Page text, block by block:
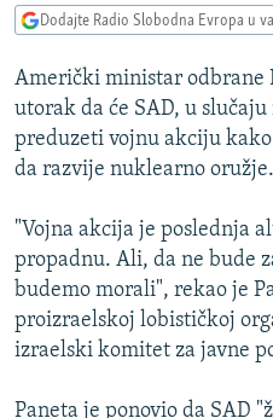
na
VIDEO
FOTOGALERIJE
INFOGRAFIKE
PODCASTI
RAT U UKRAJINI
KINA NA BALKANU
RSE PRIČE IZ SVIJETA
ISPRIČAJ MI
DNEVNO@RSE
SPECIJALI RSE
VIŠE OD NASLOVA
Dodajte Radio Slobodna Evropa u
Američki ministar odbrane
utorak da će SAD, u
preduzeti vojnu akciju
da razvije nuklearno oružje.
"Vojna akcija je poslednja
propadnu. Ali, da ne bude
budemo morali", rekao je
proizraelskoj lobističkoj
izraelski komitet za javne
Paneta je ponovio da SAD